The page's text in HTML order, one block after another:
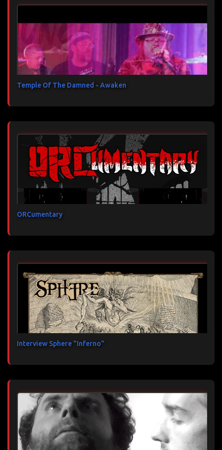
Temple Of The Damned - Awaken
ORCumentary
Interview Sphere "Inferno"